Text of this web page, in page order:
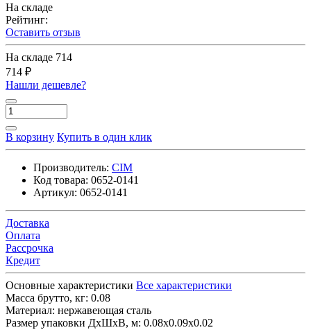
На складе
Рейтинг:
Оставить отзыв
На складе 714
714 ₽
Нашли дешевле?
В корзину Купить в один клик
Производитель: CIM
Код товара: 0652-0141
Артикул: 0652-0141
Доставка
Оплата
Рассрочка
Кредит
Основные характеристики Все характеристики
Масса брутто, кг: 0.08
Материал: нержавеющая сталь
Размер упаковки ДхШхВ, м: 0.08x0.09x0.02